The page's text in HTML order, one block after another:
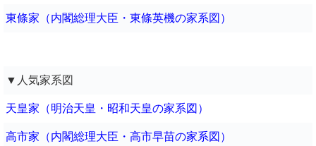
東條家（内閣総理大臣・東條英機の家系図）
▼人気家系図
天皇家（明治天皇・昭和天皇の家系図）
高市家（内閣総理大臣・高市早苗の家系図）